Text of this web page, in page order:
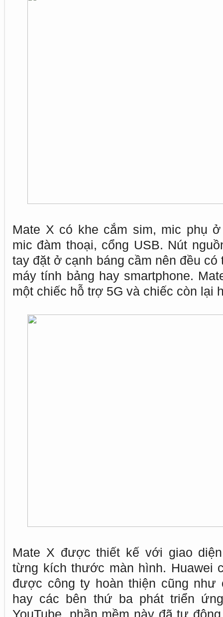
Mate X có khe cắm sim, mic phụ
mic đàm thoại, cổng USB. Nút
tay đặt ở cạnh báng cầm nên đều
máy tính bảng hay smartphone.
một chiếc hỗ trợ 5G và chiếc còn lại
Mate X được thiết kế với giao
từng kích thước màn hình. Huawei
được công ty hoàn thiện cũng như
hay các bên thứ ba phát triển
YouTube, phần mềm này đã tự